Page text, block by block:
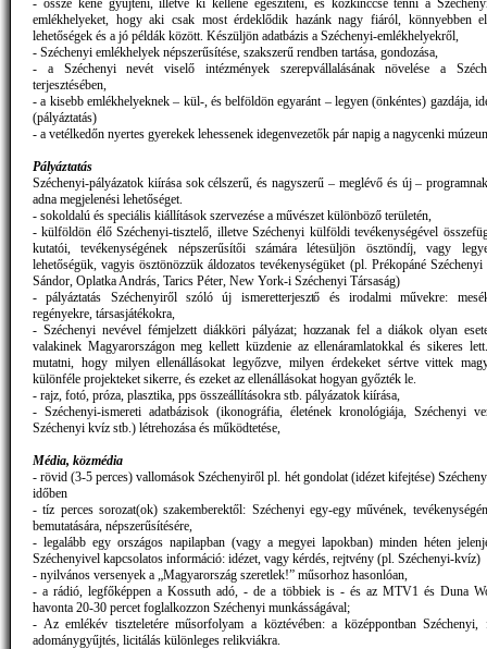
- össze kéne gyűjteni, illetve ki kellene egészíteni, és közkinccsé tenni a
emlékhelyeket, hogy aki csak most érdeklődik hazánk nagy fiáról, könnyebben
lehetőségek és a jó példák között. Készüljön adatbázis a Széchenyi-emlékhelyekről,
- Széchenyi emlékhelyek népszerűsítése, szakszerű rendben tartása, gondozása,
- a Széchenyi nevét viselő intézmények szerepvállalásának növelése a
terjesztésében,
- a kisebb emlékhelyeknek – kül-, és belföldön egyaránt – legyen (önkéntes) gazdája,
(pályáztatás)
- a vetélkedőn nyertes gyerekek lehessenek idegenvezetők pár napig a nagycenki
Pályáztatás
Széchenyi-pályázatok kiírása sok célszerű, és nagyszerű – meglévő és új –
adna megjelenési lehetőséget.
- sokoldalú és speciális kiállítások szervezése a művészet különböző területén,
- külföldön élő Széchenyi-tisztelő, illetve Széchenyi külföldi tevékenységével
kutatói, tevékenységének népszerűsítői számára létesüljön ösztöndíj, vagy
lehetőségük, vagyis ösztönözzük áldozatos tevékenységüket (pl. Prékopáné
Sándor, Oplatka András, Tarics Péter, New York-i Széchenyi Társaság)
- pályáztatás Széchenyiről szóló új ismeretterjesztő és irodalmi művekre:
regényekre, társasjátékokra,
- Széchenyi nevével fémjelzett diákköri pályázat; hozzanak fel a diákok olyan
valakinek Magyarországon meg kellett küzdenie az ellenáramlatokkal és sikeres
mutatni, hogy milyen ellenállásokat legyőzve, milyen érdekeket sértve vittek
különféle projekteket sikerre, és ezeket az ellenállásokat hogyan győzték le.
- rajz, fotó, próza, plasztika, pps összeállításokra stb. pályázatok kiírása,
- Széchenyi-ismereti adatbázisok (ikonográfia, életének kronológiája, Széchenyi
Széchenyi kvíz stb.) létrehozása és működtetése,
Média, közmédia
- rövid (3-5 perces) vallomások Széchenyiről pl. hét gondolat (idézet kifejtése)
időben
- tíz perces sorozat(ok) szakemberektől: Széchenyi egy-egy művének,
bemutatására, népszerűsítésére,
- legalább egy országos napilapban (vagy a megyei lapokban) minden héten
Széchenyivel kapcsolatos információ: idézet, vagy kérdés, rejtvény (pl. Széchenyi-kvíz)
- nyilvános versenyek a „Magyarország szeretlek!” műsorhoz hasonlóan,
- a rádió, legfőképpen a Kossuth adó, - de a többiek is - és az MTV1 és Duna
havonta 20-30 percet foglalkozzon Széchenyi munkásságával;
- Az emlékév tiszteletére műsorfolyam a köztévében: a középpontban Széchenyi,
adománygyűjtés, licitálás különleges relikviákra.